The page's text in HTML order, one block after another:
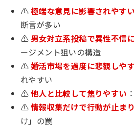
⚠ 極端な意見に影響されやすい
断言が多い
⚠ 男女対立系投稿で異性不信
ージメント狙いの構造
⚠ 婚活市場を過度に悲観しや
れやすい
⚠ 他人と比較して焦りやすい
⚠ 情報収集だけで行動が止ま
け」の罠